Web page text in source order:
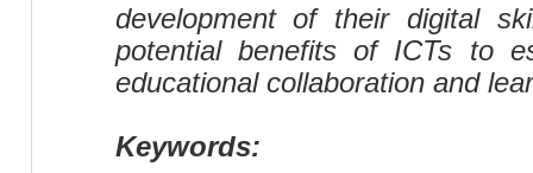
development of their digital
potential benefits of ICTs to
educational collaboration and
Keywords: